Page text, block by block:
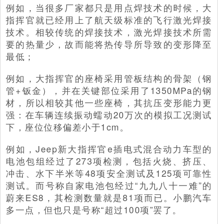
例如，当很多厂家都只是用点焊技术的时候，大
指挥官就已经用上了航天级标准的飞行激光焊接
技术。相较传统的焊接技术，激光焊接技术所需
要的热量少，故而能将热传导所导致的变形降至
最低；
例如，大指挥官的座椅采用管板结构的骨架（钢
管+钣金），并在关键部位采用了1350MPa的钢
材，所以相较其他一些座椅，其抗压变形能力更
强：在车辆连续振动蠕动20万次的模拟工况测试
下，座位位移偏差小于1cm。
例如，Jeep新大指挥官e插电式混合动力车型的
电池包组经过了273项检测，包括火烧、挤压、
冲击、水下半米等48项安全测试及125项可靠性
测试。而号称自家电池包经过“九九八十一难”的
蔚来ES8，其检测数量就是81项而已。小鹏汽车
多一点，但也只是号称“超过100项”罢了。